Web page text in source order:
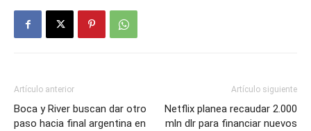
Artículo anterior
Boca y River buscan dar otro
paso hacia final argentina en
Artículo siguiente
Netflix planea recaudar 2.000
mln dlr para financiar nuevos